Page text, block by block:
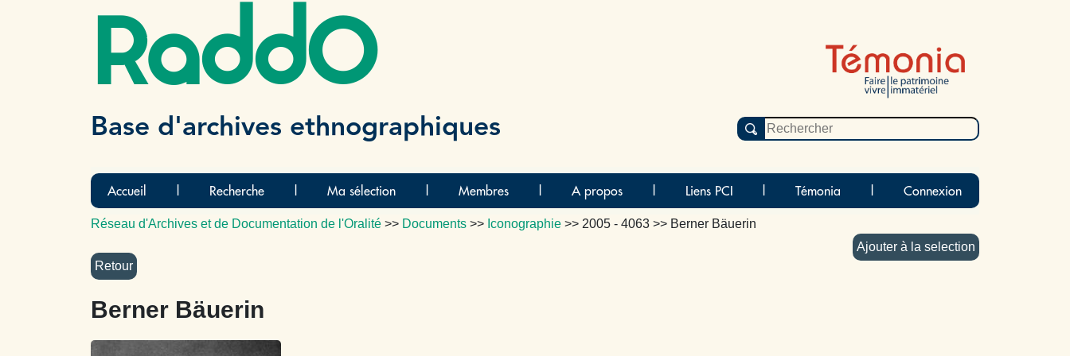
RaddO
Base d'archives ethnographiques
Accueil Recherche Ma sélection Membres A propos Liens PCI Témonia Connexion
Réseau d'Archives et de Documentation de l'Oralité >> Documents >> Iconographie >> 2005 - 4063 >> Berner Bäuerin
Ajouter à la selection
Berner Bäuerin